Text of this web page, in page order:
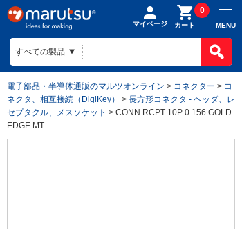
マイページ カート
0
MENU
電子部品・半導体通販のマルツオンライン > コネクター > コ
ネクタ、相互接続（DigiKey）
> 長方形コネクタ - ヘッダ、レ
セプタクル、メスソケット > CONN RCPT 10P 0.156 GOLD
EDGE MT